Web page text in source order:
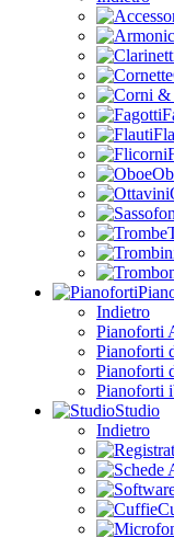
Indietro
Pianoforti
Pianoforti
Pianoforti
Pianoforti
Studio
Indietro